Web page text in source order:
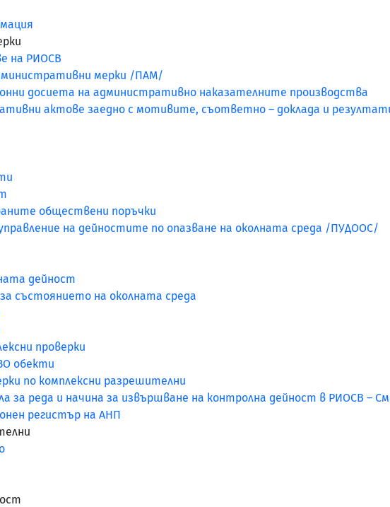
на РИОСВ
мерки /ПАМ/
досиета на административно наказателните производства
актове заедно с мотивите, съответно – доклада и
обществени поръчки
на дейностите по опазване на околната среда /ПУДООС/
дейност
състоянието на околната среда
проверки
обекти
по комплексни разрешителни
за реда и начина за извършване на контролна дейност в РИОСВ –
регистър на АНП